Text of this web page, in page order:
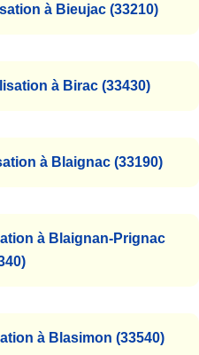
à Bieujac (33210)
à Birac (33430)
à Blaignac (33190)
à Blaignan-Prignac
à Blasimon (33540)